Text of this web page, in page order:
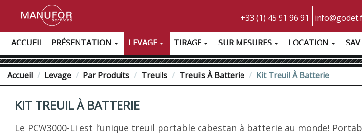
+33 (1) 45 91 96 91
ACCUEIL PRÉSENTATION LEVAGE TIRAGE SUR MESURES LOCATION SAV
Accueil Levage Par Produits Treuils Treuils À Batterie Kit Treuil À Batterie
KIT TREUIL À BATTERIE
Le PCW3000-Li est l’unique treuil portable cabestan à batterie au monde!